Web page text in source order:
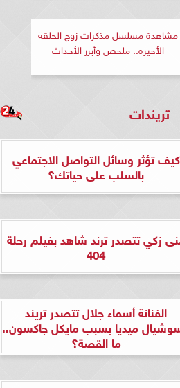
مشاهدة مسلسل مذكرات زوج الحلقة
الأخيرة.. ملخص وأبرز الأحداث
تريندات
كيف تؤثر وسائل التواصل الاجتماعي
بالسلب على حياتك؟
زكي تتصدر ترند شاهد بفيلم رحلة
404
الفنانة أسماء جلال تتصدر تريند
ميديا بسبب مايكل جاكسون..
ما القصة؟